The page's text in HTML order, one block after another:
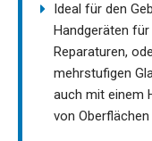
Ideal für den
Handgeräten
Reparaturen,
mehrstufigen
auch mit einem
von